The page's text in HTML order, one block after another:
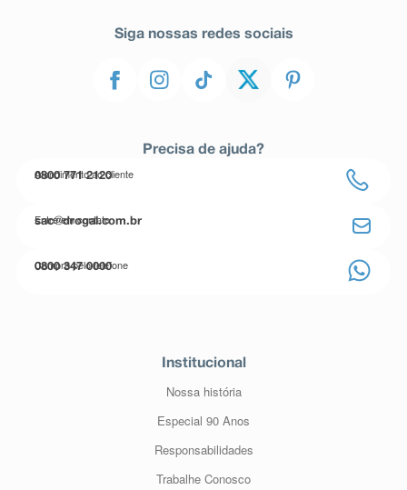
Siga nossas redes sociais
Precisa de ajuda?
Atendimento ao cliente
0800 771 2120
Entre em contato
sac@drogal.com.br
Compre pelo telefone
0800 347 0000
Institucional
Nossa história
Especial 90 Anos
Responsabilidades
Trabalhe Conosco